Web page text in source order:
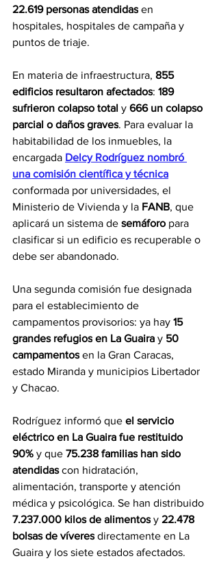
22.619 personas atendidas en
hospitales, hospitales de campaña y
puntos de triaje.
En materia de infraestructura, 855
edificios resultaron afectados: 189
sufrieron colapso total y 666 un colapso
parcial o daños graves. Para evaluar la
habitabilidad de los inmuebles, la
encargada Delcy Rodríguez nombró
una comisión científica y técnica
conformada por universidades, el
Ministerio de Vivienda y la FANB, que
aplicará un sistema de semáforo para
clasificar si un edificio es recuperable o
debe ser abandonado.
Una segunda comisión fue designada
para el establecimiento de
campamentos provisorios: ya hay 15
grandes refugios en La Guaira y 50
campamentos en la Gran Caracas,
estado Miranda y municipios Libertador
y Chacao.
Rodríguez informó que el servicio
eléctrico en La Guaira fue restituido
90% y que 75.238 familias han sido
atendidas con hidratación,
alimentación, transporte y atención
médica y psicológica. Se han distribuido
7.237.000 kilos de alimentos y 22.478
bolsas de víveres directamente en La
Guaira y los siete estados afectados.